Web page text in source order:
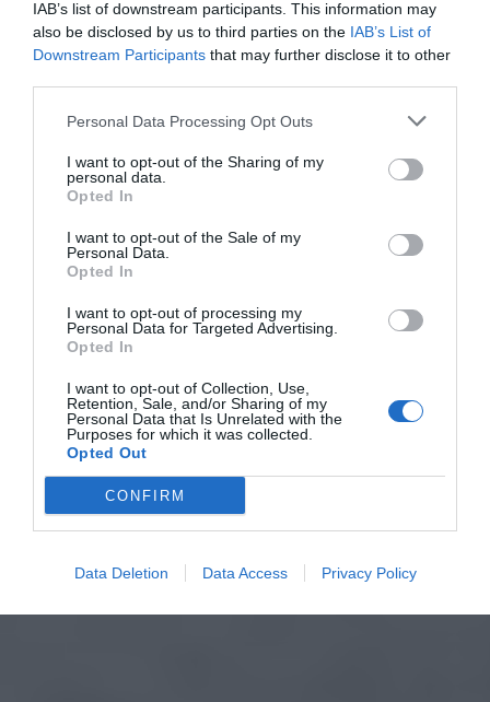
IAB’s list of downstream participants. This information may
also be disclosed by us to third parties on the IAB’s List of
Downstream Participants that may further disclose it to other
Personal Data Processing Opt Outs
I want to opt-out of the Sharing of my
personal data.
Opted In
I want to opt-out of the Sale of my
Personal Data.
Opted In
I want to opt-out of processing my
Personal Data for Targeted Advertising.
Opted In
I want to opt-out of Collection, Use,
Retention, Sale, and/or Sharing of my
Personal Data that Is Unrelated with the
Purposes for which it was collected.
Opted Out
CONFIRM
Data Deletion Data Access Privacy Policy